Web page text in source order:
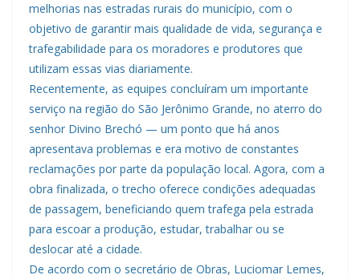
melhorias nas estradas rurais do município, com o
objetivo de garantir mais qualidade de vida, segurança e
trafegabilidade para os moradores e produtores que
utilizam essas vias diariamente.
Recentemente, as equipes concluíram um importante
serviço na região do São Jerônimo Grande, no aterro do
senhor Divino Brechó — um ponto que há anos
apresentava problemas e era motivo de constantes
reclamações por parte da população local. Agora, com a
obra finalizada, o trecho oferece condições adequadas
de passagem, beneficiando quem trafega pela estrada
para escoar a produção, estudar, trabalhar ou se
deslocar até a cidade.
De acordo com o secretário de Obras, Luciomar Lemes,